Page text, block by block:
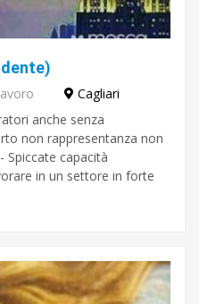
Cagliari
anche senza
non rappresentanza non
Spiccate capacità
in un settore in forte